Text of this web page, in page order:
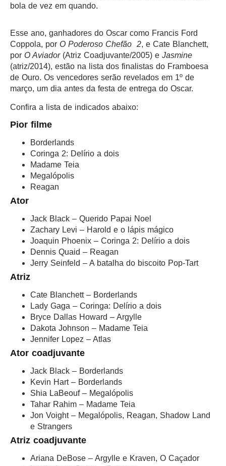
bola de vez em quando.
Esse ano, ganhadores do Oscar como Francis Ford
Coppola, por O Poderoso Chefão 2, e Cate Blanchett,
por O Aviador(Atriz Coadjuvante/2005) e Jasmine
(atriz/2014), estão na lista dos finalistas do Framboesa
de Ouro. Os vencedores serão revelados em 1º de
março, um dia antes da festa de entrega do Oscar.
Confira a lista de indicados abaixo:
Pior filme
Borderlands
Coringa 2: Delírio a dois
Madame Teia
Megalópolis
Reagan
Ator
Jack Black – Querido Papai Noel
Zachary Levi – Harold e o lápis mágico
Joaquin Phoenix – Coringa 2: Delírio a dois
Dennis Quaid – Reagan
Jerry Seinfeld – A batalha do biscoito Pop-Tart
Atriz
Cate Blanchett – Borderlands
Lady Gaga – Coringa: Delírio a dois
Bryce Dallas Howard – Argylle
Dakota Johnson – Madame Teia
Jennifer Lopez – Atlas
Ator coadjuvante
Jack Black – Borderlands
Kevin Hart – Borderlands
Shia LaBeouf – Megalópolis
Tahar Rahim – Madame Teia
Jon Voight – Megalópolis, Reagan, Shadow Land
e Strangers
Atriz coadjuvante
Ariana DeBose – Argylle e Kraven, O Caçador